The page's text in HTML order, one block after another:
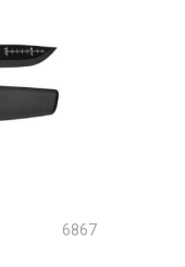
6867